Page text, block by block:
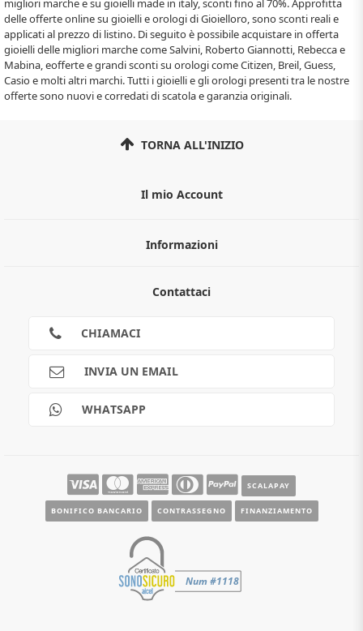
migliori marche e su gioielli made in italy, sconti fino al 70%. Approfitta
delle offerte online su gioielli e orologi di Gioielloro, sono sconti reali e
applicati al prezzo di listino. Di seguito è possibile acquistare in offerta
gioielli delle migliori marche come Salvini, Roberto Giannotti, Rebecca e
Mabina, eofferte e grandi sconti su orologi come Citizen, Breil, Guess,
Casio e molti altri marchi. Tutti i gioielli e gli orologi presenti tra le nostre
offerte sono nuovi e corredati di scatola e garanzia originali.
TORNA ALL'INIZIO
Il mio Account
Informazioni
Guida all'acquisto
Scalapay
Contattaci
CHIAMACI
INVIA UN EMAIL
WHATSAPP
SCALAPAY
BONIFICO BANCARIO CONTRASSEGNO FINANZIAMENTO